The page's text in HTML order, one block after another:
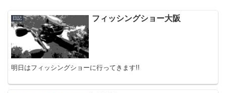
日記 フィッシングショー大阪
明日はフィッシングショーに行ってきます!!